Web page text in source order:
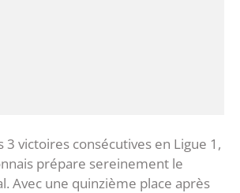
3 victoires consécutives en Ligue 1,
prépare sereinement le
Avec une quinzième place après